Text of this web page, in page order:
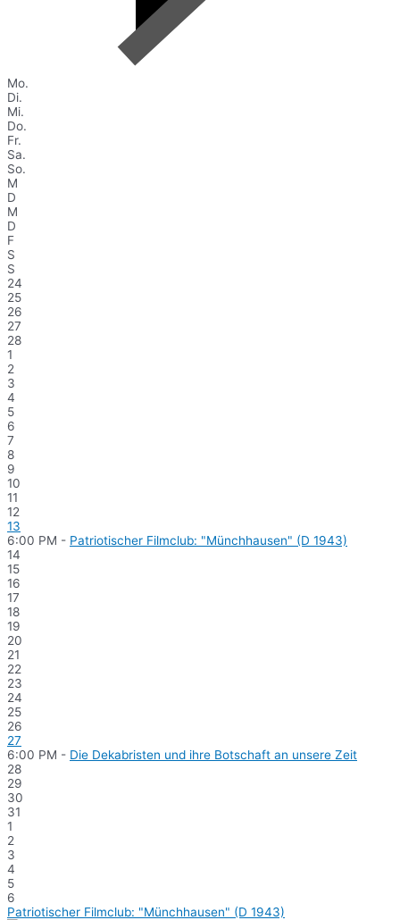
Mo.
Di.
Mi.
Do.
Fr.
Sa.
So.
M
D
M
D
F
S
S
24
25
26
27
28
1
2
3
4
5
6
7
8
9
10
11
12
13
6:00 PM - Patriotischer Filmclub: "Münchhausen" (D 1943)
14
15
16
17
18
19
20
21
22
23
24
25
26
27
6:00 PM - Die Dekabristen und ihre Botschaft an unsere Zeit
28
29
30
31
1
2
3
4
5
6
Patriotischer Filmclub: "Münchhausen" (D 1943)